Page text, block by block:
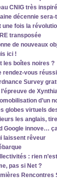
CNIG très inspiré
décennie
une fois la
transposée
de nouveaux
ici !
les boîtes noires ?
rendez-vous
Survey
de
d’un
globes virtuels
les anglais,
Google innove…
laissent rêveur
: rien
pas si Net ?
Rencontres